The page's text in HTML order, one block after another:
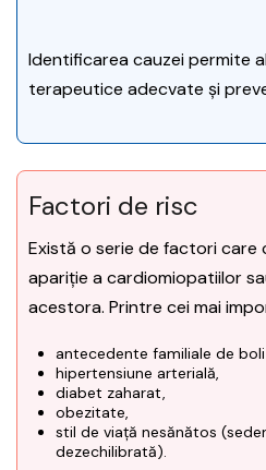
Identificarea cauzei permite
terapeutice adecvate și
Factori de risc
Există o serie de factori
apariție a cardiomiopatiilor
acestora. Printre cei mai
antecedente familiale de
hipertensiune arterială,
diabet zaharat,
obezitate,
stil de viață nesănătos
dezechilibrată).